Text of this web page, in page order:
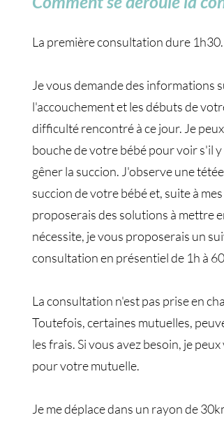
La première consultation dure 1h30.
Je vous demande des informations
l'accouchement et les débuts de
difficulté rencontré à ce jour. Je
bouche de votre bébé pour voir s'il
gêner la succion. J'observe une
succion de votre bébé et, suite à
proposerais des solutions à mettre
nécessite, je vous proposerais un
consultation en présentiel de 1h à
La consultation n'est pas prise en
Toutefois, certaines mutuelles,
les frais. Si vous avez besoin, je
pour votre mutuelle.
Je me déplace dans un rayon de